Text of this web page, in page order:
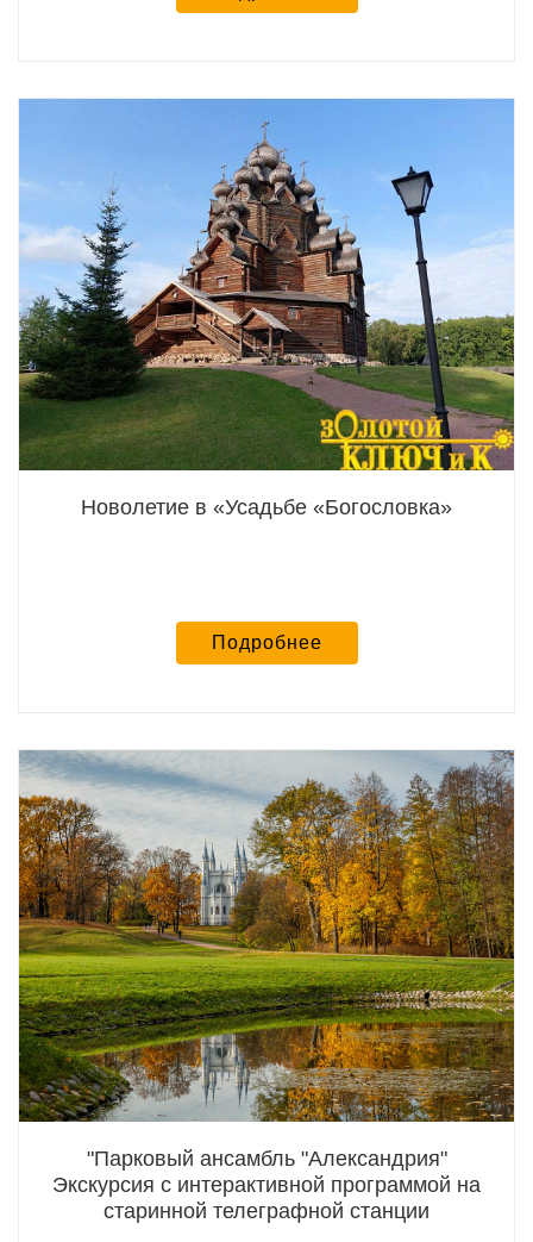
Новолетие в «Усадьбе «Богословка»
Подробнее
"Парковый ансамбль "Александрия"
Экскурсия с интерактивной программой на
старинной телеграфной станции